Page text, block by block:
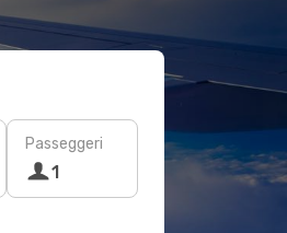
Passeggeri
1